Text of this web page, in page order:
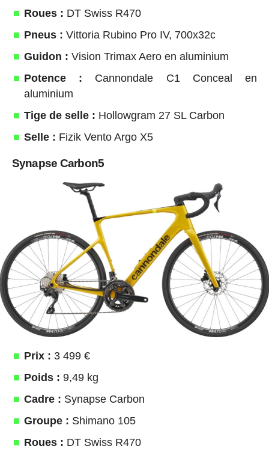
Roues : DT Swiss R470
Pneus : Vittoria Rubino Pro IV, 700x32c
Guidon : Vision Trimax Aero en aluminium
Potence : Cannondale C1 Conceal en
aluminium
Tige de selle : Hollowgram 27 SL Carbon
Selle : Fizik Vento Argo X5
Synapse Carbon5
Prix : 3 499 €
Poids : 9,49 kg
Cadre : Synapse Carbon
Groupe : Shimano 105
Roues : DT Swiss R470